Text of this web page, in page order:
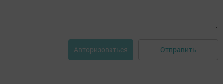
Авторизоваться Отправить